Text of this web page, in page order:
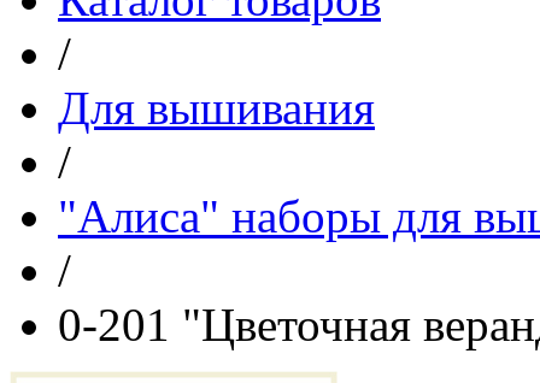
/
Для вышивания
/
"Алиса" наборы для
/
0-201 "Цветочная